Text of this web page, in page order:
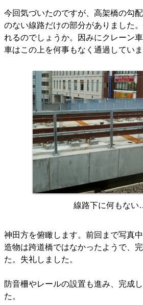
今回気づいたのですが、高架橋の勾
のない線路だけの部分がありました
れるのでしょうか。因みにクレーン
車はこの上を何事もなく通過していま
線路下に何もな
神田方を俯瞰します。前回まで写真
造物は跨道橋ではなかったようで、
た。失礼しました。
防音柵やレールの設置も進み、完成
た。